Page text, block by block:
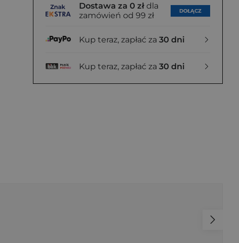
Dostawa za 0 zł dla
zamówień od 99 zł
DOŁĄCZ
Kup teraz, zapłać za 30 dni
Kup teraz, zapłać za 30 dni